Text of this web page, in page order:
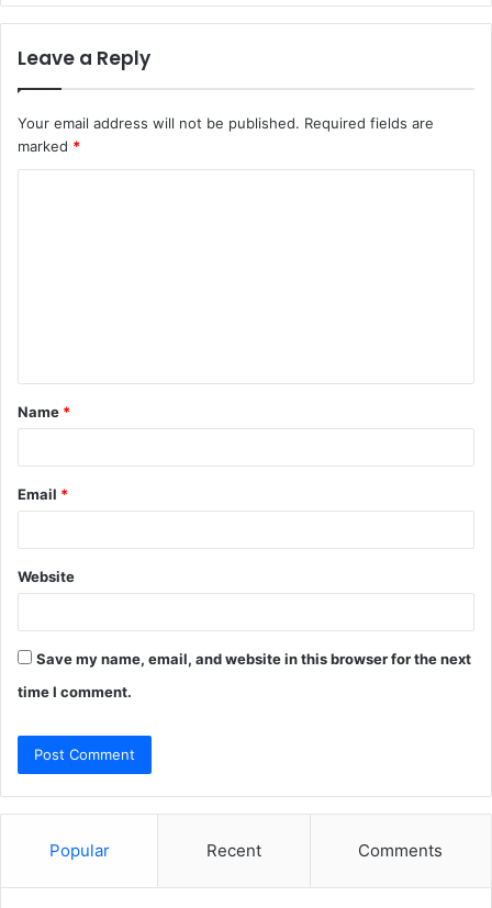
Leave a Reply
Your email address will not be published. Required fields are
marked *
t
*
Name *
Email *
Website
Save my name, email, and website in this browser for the next
time I comment.
Popular Recent Comments